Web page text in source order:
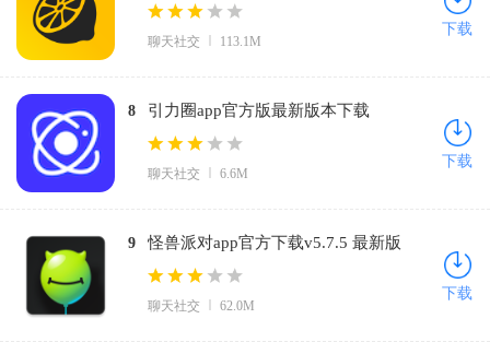
の家)v3.9.0 官方正版
聊天社交 113.1M
下载
8
引力圈app官方版最新版本下载
(UniFans)v25101618 官方正版
聊天社交 6.6M
下载
9 怪兽派对app官方下载v5.7.5 最新版
聊天社交 62.0M
下载